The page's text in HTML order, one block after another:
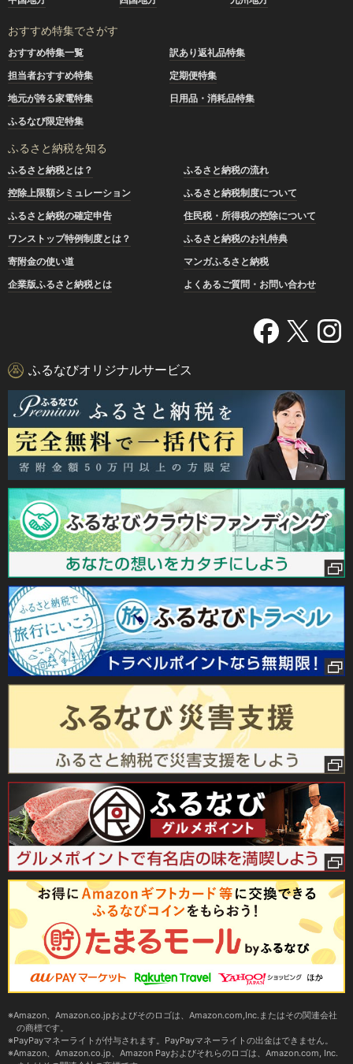
おすすめ特集でさがす
おすすめ特集一覧
訳あり返礼品特集
担当者おすすめ特集
定期便特集
地元が誇る家電特集
日用品・消耗品特集
ふるなび限定特集
ふるさと納税を知る
ふるさと納税とは？
ふるさと納税の流れ
控除上限額シミュレーション
ふるさと納税制度について
ふるさと納税の確定申告
住民税・所得税の控除について
ワンストップ特例制度とは？
ふるさと納税のお礼特典
寄附金の使い道
マンガふるさと納税
企業版ふるさと納税とは
よくあるご質問・お問い合わせ
ふるなびオリジナルサービス
Amazon、Amazon.co.jpおよびそのロゴは、Amazon.com,Inc.またはその関連会社
の商標です。
PayPayマネーライトが付与されます。PayPayマネーライトの出金はできません。
Amazon、Amazon.co.jp、Amazon Payおよびそれらのロゴは、Amazon.com, Inc.